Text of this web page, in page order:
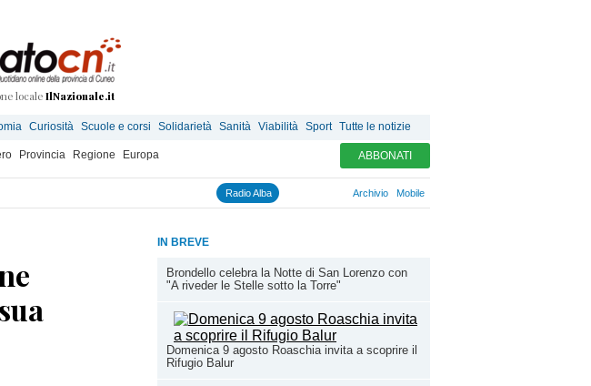
localeIlNazionale.it
Curiosità Scuole e corsi Solidarietà Sanità Viabilità Sport Tutte le notizie
Provincia Regione Europa ABBONATI
Radio Alba Archivio Mobile
IN BREVE
Brondello celebra la Notte di San Lorenzo con
"A riveder le Stelle sotto la Torre"
Domenica 9 agosto Roaschia invita a scoprire il
Rifugio Balur